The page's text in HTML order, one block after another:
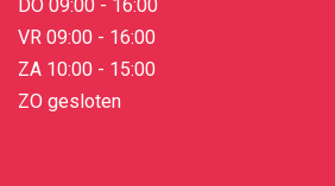
DO 09:00 - 16:00
VR 09:00 - 16:00
ZA 10:00 - 15:00
ZO gesloten